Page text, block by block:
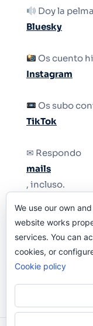
Doy la
Bluesky
Os cuento
Instagram
Os subo
TikTok
✉ Respondo
mails
, incluso.
Y si una
le quiten el
We use our own
website works
services. You can
cookies, or
Cookie policy